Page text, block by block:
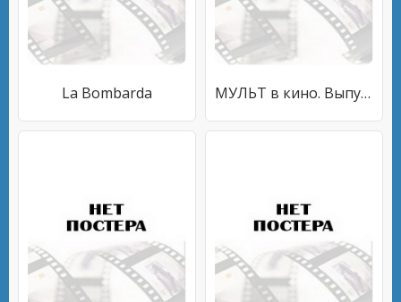
La Bombarda МУЛЬТ в кино. Выпуск №53. Давайте играть!